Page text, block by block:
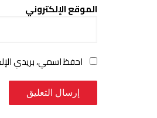
الموقع الإلكتروني
احفظ اسمي، بريدي